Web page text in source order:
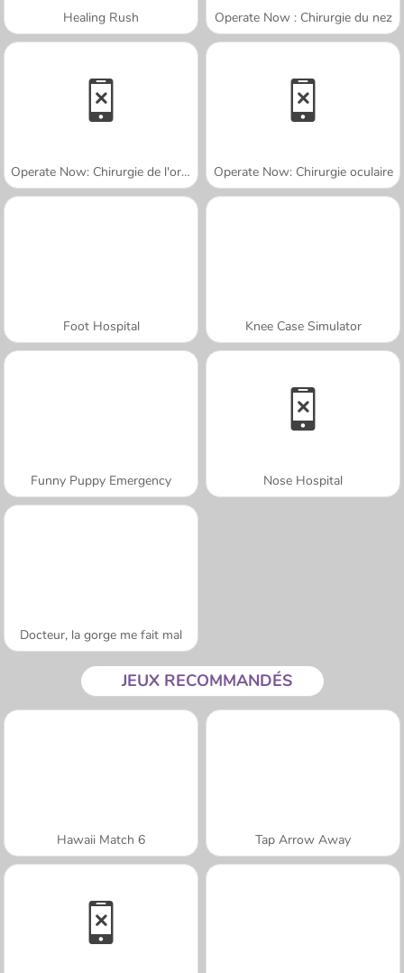
Healing Rush Operate Now : Chirurgie du nez
Operate Now: Chirurgie de l'oreille Operate Now: Chirurgie oculaire
Foot Hospital Knee Case Simulator
Funny Puppy Emergency Nose Hospital
Docteur, la gorge me fait mal
JEUX RECOMMANDÉS
Hawaii Match 6 Tap Arrow Away